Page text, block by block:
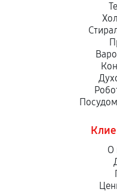
О